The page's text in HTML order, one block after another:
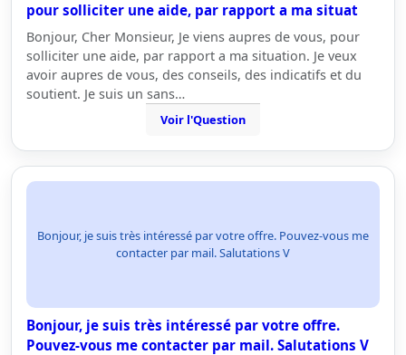
pour solliciter une aide, par rapport a ma situat
Bonjour, Cher Monsieur, Je viens aupres de vous, pour
solliciter une aide, par rapport a ma situation. Je veux
avoir aupres de vous, des conseils, des indicatifs et du
soutient. Je suis un sans…
Voir l'Question
Bonjour, je suis très intéressé par votre offre. Pouvez-vous me
contacter par mail. Salutations V
Bonjour, je suis très intéressé par votre offre.
Pouvez-vous me contacter par mail. Salutations V